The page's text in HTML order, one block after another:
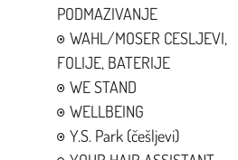
PODMAZIVANJE
WAHL/MOSER CESLJEVI,
FOLIJE, BATERIJE
WE STAND
WELLBEING
Y.S. Park (češljevi)